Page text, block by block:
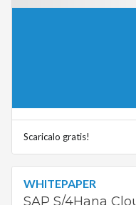
Scaricalo gratis!
WHITEPAPER
SAP S/4Hana